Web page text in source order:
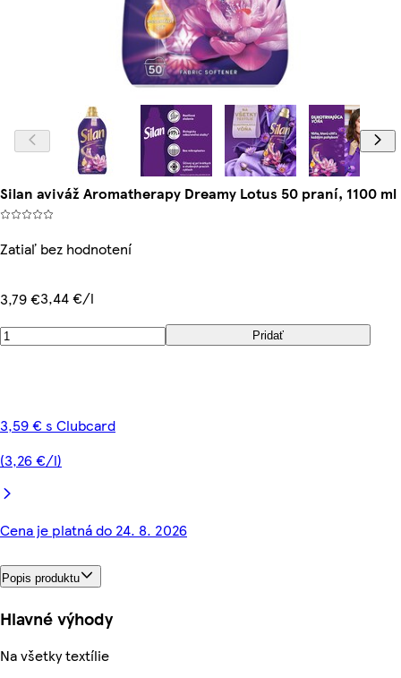
Silan aviváž Aromatherapy Dreamy Lotus 50 praní, 1100 ml
Zatiaľ bez hodnotení
3,79 €3,44 €/l
Pridať
3,59 € s Clubcard
(3,26 €/l)
Cena je platná do 24. 8. 2026
Popis produktu
Hlavné výhody
Na všetky textílie